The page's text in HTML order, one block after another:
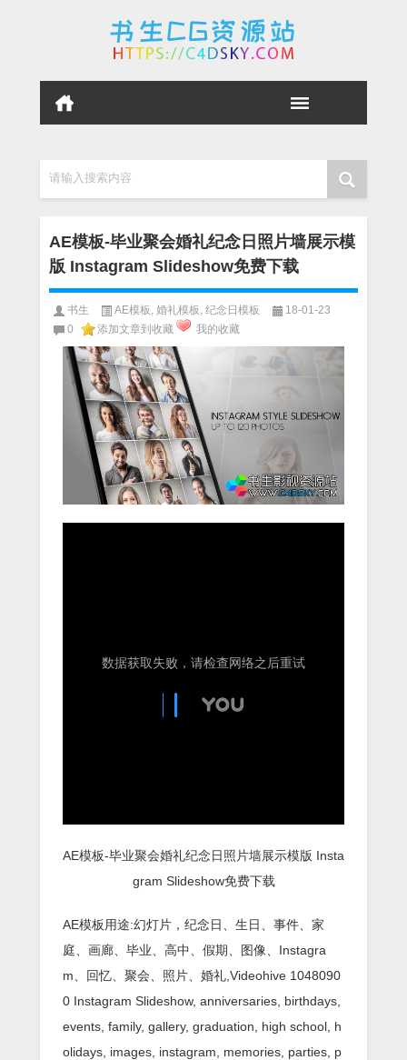
请输入搜索内容
AE模板-毕业聚会婚礼纪念日照片墙展示模
版 Instagram Slideshow免费下载
书生 AE模板 婚礼模板 纪念日模板
18-01-23
0
添加文章到收藏 我的收藏
AE模板-毕业聚会婚礼纪念日照片墙展示模版 Insta
gram Slideshow免费下载
AE模板用途:幻灯片，纪念日、生日、事件、家
庭、画廊、毕业、高中、假期、图像、Instagra
m、回忆、聚会、照片、婚礼,Videohive 1048090
0 Instagram Slideshow, anniversaries, birthdays,
events, family, gallery, graduation, high school, h
olidays, images, instagram, memories, parties, p